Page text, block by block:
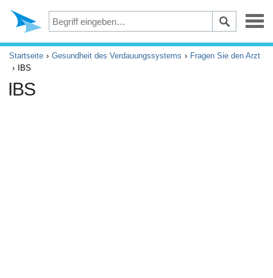
Depression
Augen
Startseite Gesundheit des Verdauungssystems
Fragen Sie den Arzt
IBS
IBS